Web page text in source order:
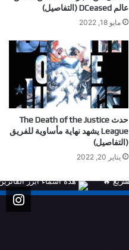
عالم DCeased (التفاصيل)
مايو 18, 2022
حدث The Death of the Justice
League يشهد نهاية مأساوية للفريق
(التفاصيل)
يناير 20, 2022